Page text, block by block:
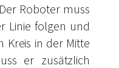
Roboter muss
Linie folgen und
Kreis in der Mitte
er zusätzlich